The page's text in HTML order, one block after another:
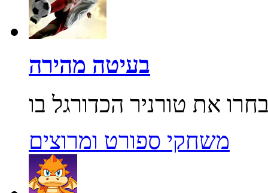
בעיטה מהירה
משחקי ספורט ומרוצים